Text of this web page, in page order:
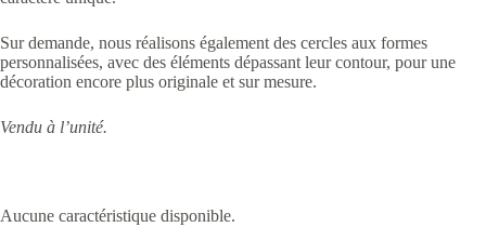
Sur demande, nous réalisons également des cercles aux formes
personnalisées, avec des éléments dépassant leur contour, pour une
décoration encore plus originale et sur mesure.
Vendu à l’unité.
Aucune caractéristique disponible.